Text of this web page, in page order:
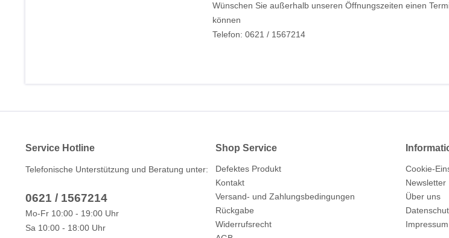
Wünschen Sie außerhalb unseren Öffnungszeiten einen
können
Telefon: 0621 / 1567214
Service Hotline
Telefonische Unterstützung und Beratung unter:
0621 / 1567214
Mo-Fr 10:00 - 19:00 Uhr
Sa 10:00 - 18:00 Uhr
Shop Service
Defektes Produkt
Kontakt
Versand- und Zahlungsbedingungen
Rückgabe
Widerrufsrecht
Cookie-
Newsletter
Über uns
Impressum